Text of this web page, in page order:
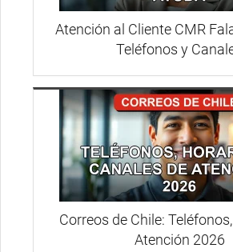
Atención al Cliente CMR
Teléfonos y
Correos de Chile:
Atención 2026